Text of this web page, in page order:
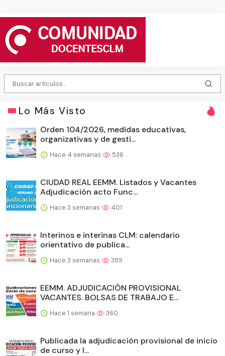
Lo Más Visto
Orden 104/2026, medidas educativas,
organizativas y de gesti...
Hace 4 semanas 536
CIUDAD REAL EEMM. Listados y Vacantes
Adjudicación acto Func...
Hace 3 semanas 401
Interinos e interinas CLM: calendario
orientativo de publica...
Hace 3 semanas 389
EEMM. ADJUDICACIÓN PROVISIONAL
VACANTES. BOLSAS DE TRABAJO E...
Hace 1 semana 360
Publicada la adjudicación provisional de inicio
de curso y l...